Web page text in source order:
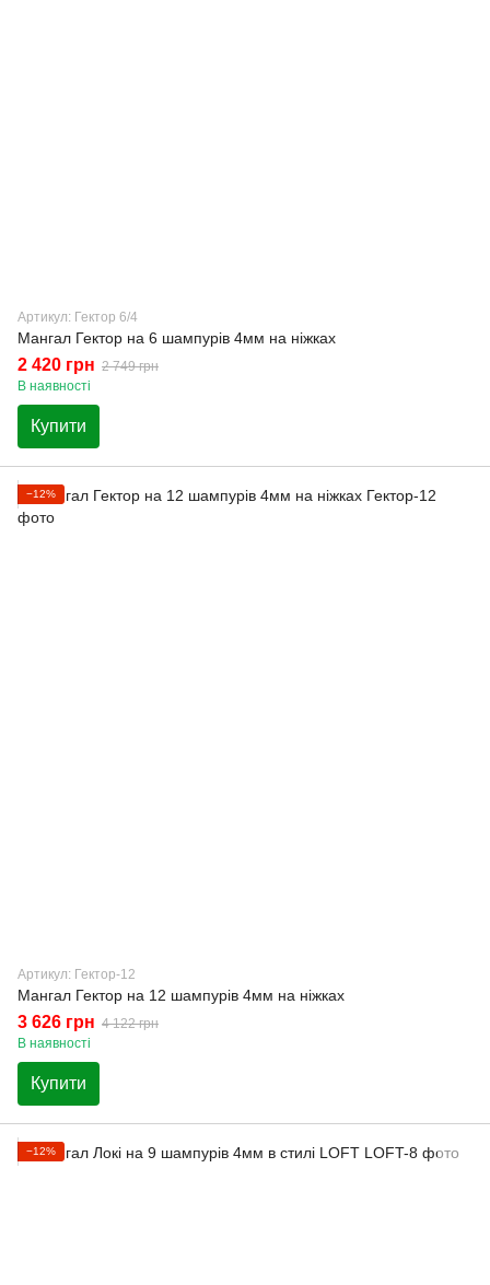
Артикул: Гектор 6/4
Мангал Гектор на 6 шампурів 4мм на ніжках
2 420 грн 2 749 грн
В наявності
Купити
−12%
Артикул: Гектор-12
Мангал Гектор на 12 шампурів 4мм на ніжках
3 626 грн 4 122 грн
В наявності
Купити
−12%